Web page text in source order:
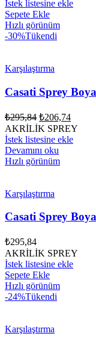
₺295,84.
İstek listesine ekle
Sepete Ekle
Hızlı görünüm
-30%Tükendi
Karşılaştırma
Casati Sprey
₺295,84 Orijinal
fiyat:
₺295,84.
₺206,74
andaki
fiyat:
AKRİLİK SPREY
İstek listesine ekle
Devamını oku
Hızlı görünüm
Karşılaştırma
Casati Sprey
₺295,84
AKRİLİK SPREY
İstek listesine ekle
Sepete Ekle
Hızlı görünüm
-24%Tükendi
Karşılaştırma